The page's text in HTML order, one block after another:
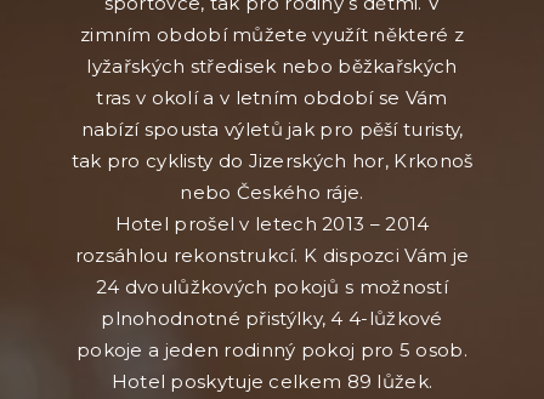
zimním období můžete využít některé z
lyžařských středisek nebo běžkařských
tras v okolí a v letním období se Vám
nabízí spousta výletů jak pro pěší turisty,
tak pro cyklisty do Jizerských hor, Krkonoš
nebo Českého ráje.
Hotel prošel v letech 2013 – 2014
rozsáhlou rekonstrukcí. K dispozci Vám je
24 dvoulůžkových pokojů s možností
plnohodnotné přistýlky, 4 4-lůžkové
pokoje a jeden rodinný pokoj pro 5 osob.
Hotel poskytuje celkem 89 lůžek.